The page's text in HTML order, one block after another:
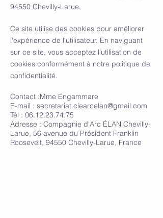
94550 Chevilly-Larue.
Ce site utilise des cookies pour améliorer
l'expérience de l'utilisateur. En naviguant
sur ce site, vous acceptez l'utilisation de
cookies conformément à notre politique de
confidentialité.
Contact :Mme Engammare
E-mail : secretariat.ciearcelan@gmail.com
Tél : 06.12.23.74.75
Adresse : Compagnie d'Arc ÉLAN Chevilly-
Larue, 56 avenue du Président Franklin
Roosevelt, 94550 Chevilly-Larue, France